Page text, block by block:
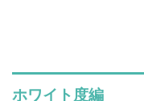
ホワイト度編